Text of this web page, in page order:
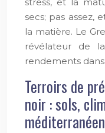
secs; pas assez,
la matière. Le
révélateur de
rendements
Terroirs de
noir : sols,